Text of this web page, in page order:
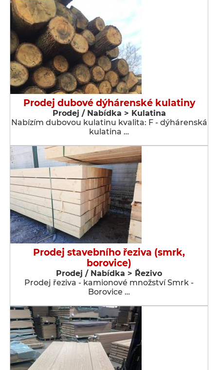
Prodej dubové dýhárenské kulatiny
Prodej / Nabídka > Kulatina
Nabízím dubovou kulatinu kvalita: F - dýhárenská
kulatina …
Prodej stavebního řeziva (smrk,
borovice)
Prodej / Nabídka > Řezivo
Prodej řeziva - kamionové množství Smrk -
Borovice …